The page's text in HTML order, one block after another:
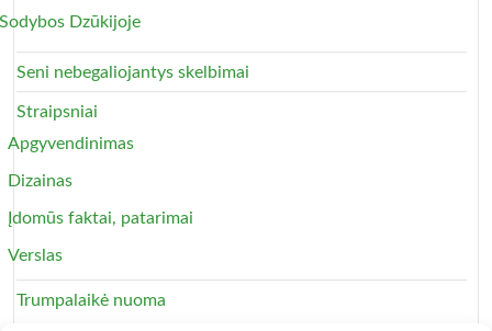
Sodybos Dzūkijoje
Seni nebegaliojantys skelbimai
Straipsniai
Apgyvendinimas
Dizainas
Įdomūs faktai, patarimai
Verslas
Trumpalaikė nuoma